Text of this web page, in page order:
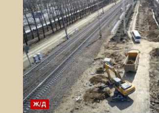
Ж/Д